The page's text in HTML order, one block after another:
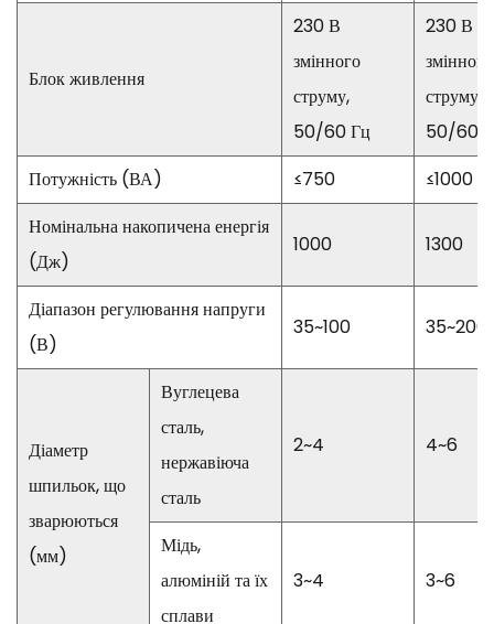
Блок живлення
230 В
змінного
струму,
50/60 Гц
230 В
змінного
струму,
50/60
Потужність (ВА)
≤750
≤1000
Номінальна накопичена енергія
(Дж)
1000 1300
Діапазон регулювання напруги
(В)
35~100 35~200
Діаметр
шпильок, що
зварюються
(мм)
Вуглецева
сталь,
нержавіюча
сталь
2~4 4~6
Мідь,
алюміній та їх
сплави
3~4 3~6